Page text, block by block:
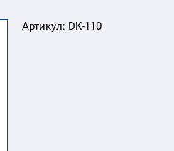
Артикул: DK-110